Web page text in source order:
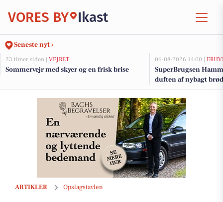
VORES BY Ikast
Seneste nyt ›
23 timer siden | VEJRET
Sommervejr med skyer og en frisk brise
06-08-2026 14:00 |
SuperBrugsen
duften af nybagt brød
ARTIKLER Opslagstavlen
Operaen i Midten inviterer til børneforestilling med Maja og den